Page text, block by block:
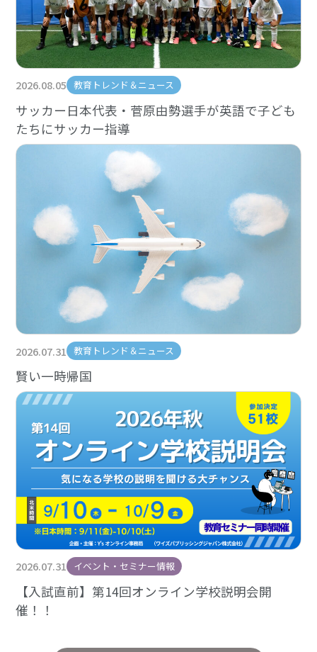
2026.08.05 教育トレンド＆ニュース
サッカー日本代表・菅原由勢選手が英語で子ども
たちにサッカー指導
2026.07.31 教育トレンド＆ニュース
賢い一時帰国
2026.07.31 イベント・セミナー情報
【入試直前】第14回オンライン学校説明会開
催！！